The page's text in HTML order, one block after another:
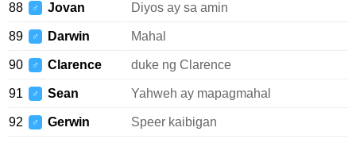
88 ♂ Jovan Diyos ay sa amin
89 ♂ Darwin Mahal
90 ♂ Clarence duke ng Clarence
91 ♂ Sean Yahweh ay mapagmahal
92 ♂ Gerwin Speer kaibigan